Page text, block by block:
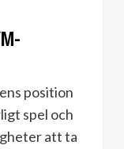
position
spel och
att ta